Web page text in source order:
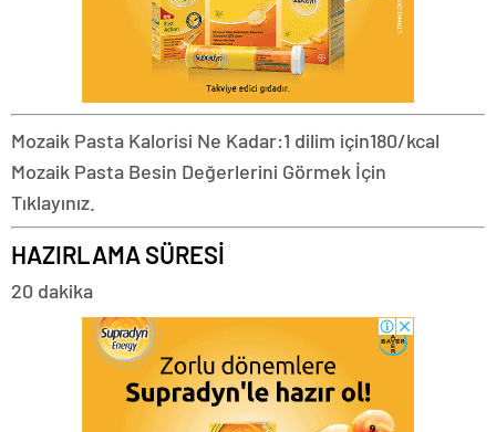
Mozaik Pasta Kalorisi Ne Kadar:1 dilim için180/kcal
Mozaik Pasta Besin Değerlerini Görmek İçin
Tıklayınız.
HAZIRLAMA SÜRESİ
20 dakika